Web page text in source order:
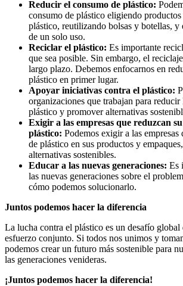
Reducir el consumo de plástico:
consumo de plástico eligiendo
plástico, reutilizando bolsas y botellas, y
de un solo uso.
Reciclar el plástico: Es importante
que sea posible. Sin embargo, el
largo plazo. Debemos enfocarnos en
plástico en primer lugar.
Apoyar iniciativas contra el plástico:
organizaciones que trabajan para
plástico y promover alternativas
Exigir a las empresas que reduzcan
plástico: Podemos exigir a las empresas
de plástico en sus productos y
alternativas sostenibles.
Educar a las nuevas generaciones: Es
las nuevas generaciones sobre el
cómo podemos solucionarlo.
Juntos podemos hacer la diferencia
La lucha contra el plástico es un desafío global
esfuerzo conjunto. Si todos nos unimos y
podemos crear un futuro más sostenible para
las generaciones venideras.
¡Juntos podemos hacer la diferencia!